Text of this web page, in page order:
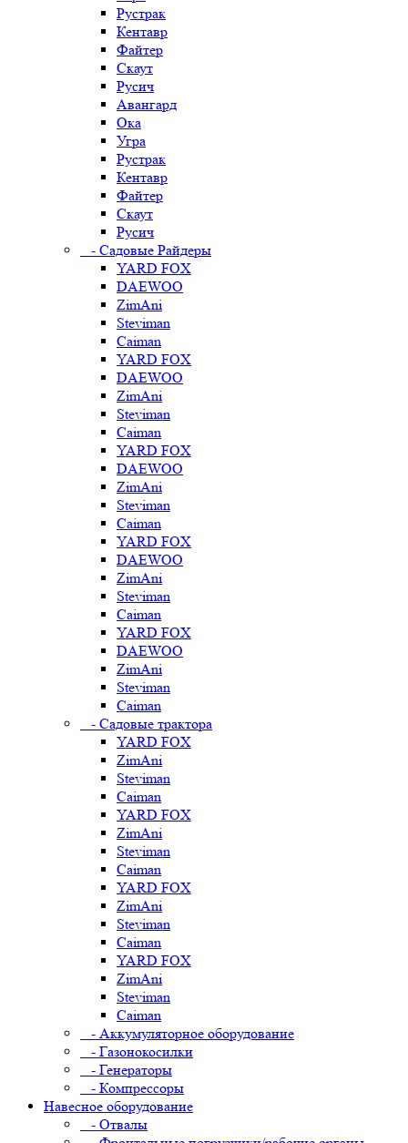
Рустрак
Кентавр
Файтер
Скаут
Русич
Авангард
Ока
Угра
Рустрак
Кентавр
Файтер
Скаут
Русич
- Садовые Райдеры
YARD FOX
DAEWOO
ZimAni
Steviman
Caiman
YARD FOX
DAEWOO
ZimAni
Steviman
Caiman
YARD FOX
DAEWOO
ZimAni
Steviman
Caiman
YARD FOX
DAEWOO
ZimAni
Steviman
Caiman
YARD FOX
DAEWOO
ZimAni
Steviman
Caiman
- Садовые трактора
YARD FOX
ZimAni
Steviman
Caiman
YARD FOX
ZimAni
Steviman
Caiman
YARD FOX
ZimAni
Steviman
Caiman
YARD FOX
ZimAni
Steviman
Caiman
- Аккумуляторное оборудование
- Газонокосилки
- Генераторы
- Компрессоры
Навесное оборудование
- Отвалы